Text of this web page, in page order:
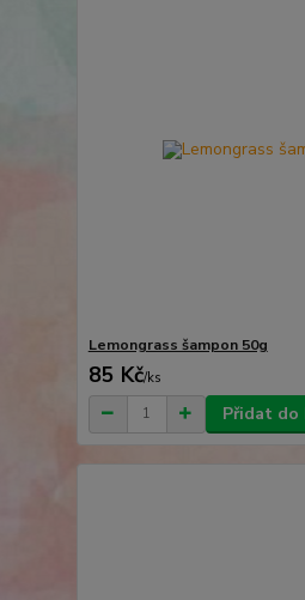
Lemongrass šampon 50g
85 Kč/ks
Přidat do